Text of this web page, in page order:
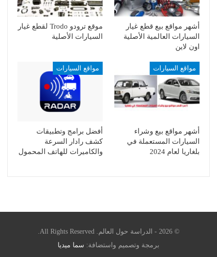
أشهر مواقع بيع قطع غيار
السيارات العالمية الأصلية
اون لاين
موقع ترودو Trodo لقطع غيار
السيارات الأصلية
مواقع السيارات
أشهر مواقع بيع وشراء
السيارات المستعملة في
بلغاريا لعام 2024
مواقع السيارات
أفضل برامج وتطبيقات
كشف رادار السرعة
والكاميرات للهاتف المحمول
© 2026 - الدراسة حول العالم. All Rights Reserved.
برمجة وتصميم واستضافة: سما ميديا